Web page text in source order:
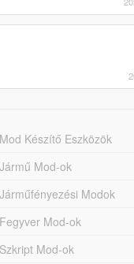
Készítő Eszközök
Mod-ok
Modok
Mod-ok
Mod-ok